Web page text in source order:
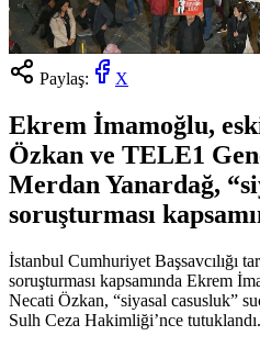
Paylaş: X
Ekrem İmamoğlu,
Özkan ve TELE1
Merdan Yanardağ,
soruşturması
İstanbul Cumhuriyet Başsavcılığı
soruşturması kapsamında Ekrem
Necati Özkan, “siyasal casusluk”
Sulh Ceza Hakimliği’nce tutuklandı.